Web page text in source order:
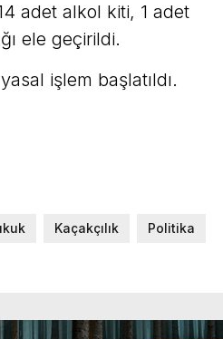
adet alkol kiti, 1 adet
ele geçirildi.
işlem başlatıldı.
Kaçakçılık Politika